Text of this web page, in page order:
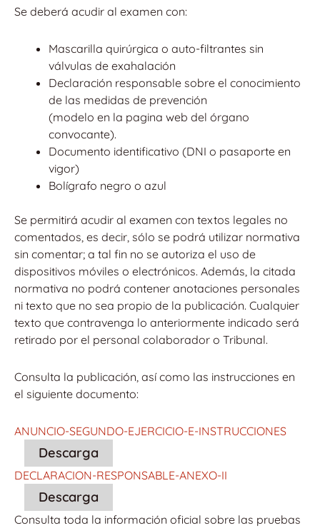
Se deberá acudir al examen con:
Mascarilla quirúrgica o auto-filtrantes sin
válvulas de exahalación
Declaración responsable sobre el conocimiento
de las medidas de prevención
(modelo en la pagina web del órgano
convocante).
Documento identificativo (DNI o pasaporte en
vigor)
Bolígrafo negro o azul
Se permitirá acudir al examen con textos legales no
comentados, es decir, sólo se podrá utilizar normativa
sin comentar; a tal fin no se autoriza el uso de
dispositivos móviles o electrónicos. Además, la citada
normativa no podrá contener anotaciones personales
ni texto que no sea propio de la publicación. Cualquier
texto que contravenga lo anteriormente indicado será
retirado por el personal colaborador o Tribunal.
Consulta la publicación, así como las instrucciones en
el siguiente documento:
ANUNCIO-SEGUNDO-EJERCICIO-E-INSTRUCCIONES
Descarga
DECLARACION-RESPONSABLE-ANEXO-II
Descarga
Consulta toda la información oficial sobre las pruebas